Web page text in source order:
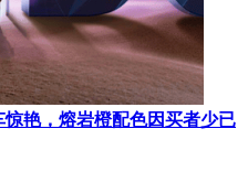
艳，熔岩橙配色因买者少已